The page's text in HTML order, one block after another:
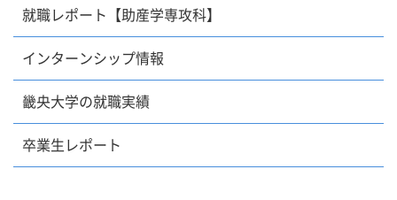
就職レポート【助産学専攻科】
インターンシップ情報
畿央大学の就職実績
卒業生レポート